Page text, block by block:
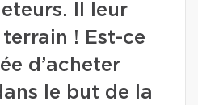
Il leur
! Est-ce
d’acheter
le but de la